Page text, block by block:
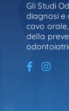
Gli Studi
diagnosi e
cavo
della